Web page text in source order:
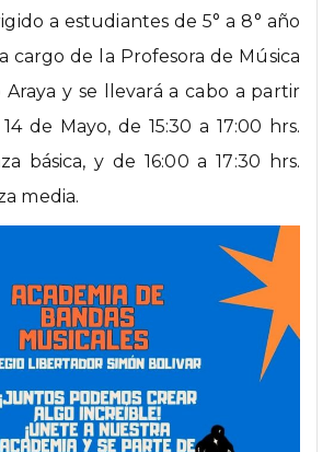
a estudiantes de 5° a 8° año
cargo de la Profesora de Música
Araya y se llevará a cabo a partir
de Mayo, de 15:30 a 17:00 hrs.
básica, y de 16:00 a 17:30 hrs.
media.